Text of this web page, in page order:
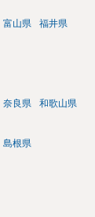
富山県 福井県
奈良県 和歌山県
島根県